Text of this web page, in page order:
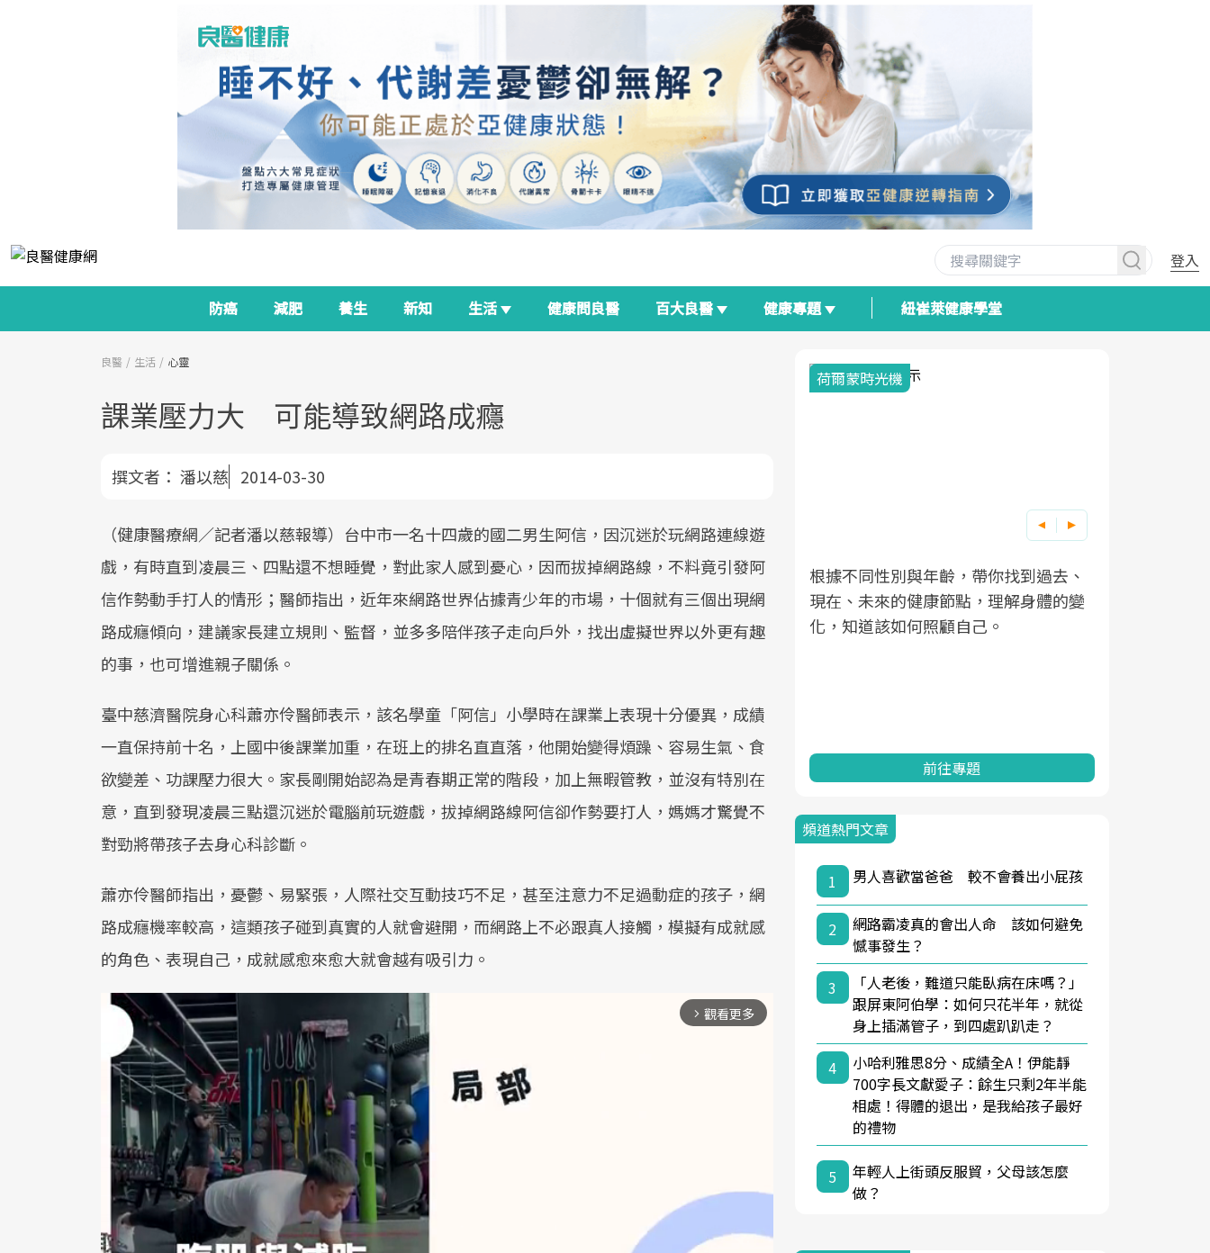
登入
防癌 減肥 養生 新知 生活 健康問良醫 百大良醫 健康專題 紐崔萊健康學堂
良醫 生活 心靈
課業壓力大 可能導致網路成癮
撰文者： 潘以慈 2014-03-30
（健康醫療網／記者潘以慈報導）台中市一名十四歲的國二男生阿信，因沉迷於玩網路連線遊
戲，有時直到凌晨三、四點還不想睡覺，對此家人感到憂心，因而拔掉網路線，不料竟引發阿
信作勢動手打人的情形；醫師指出，近年來網路世界佔據青少年的市場，十個就有三個出現網
路成癮傾向，建議家長建立規則、監督，並多多陪伴孩子走向戶外，找出虛擬世界以外更有趣
的事，也可增進親子關係。
臺中慈濟醫院身心科蕭亦伶醫師表示，該名學童「阿信」小學時在課業上表現十分優異，成績
一直保持前十名，上國中後課業加重，在班上的排名直直落，他開始變得煩躁、容易生氣、食
欲變差、功課壓力很大。家長剛開始認為是青春期正常的階段，加上無暇管教，並沒有特別在
意，直到發現凌晨三點還沉迷於電腦前玩遊戲，拔掉網路線阿信卻作勢要打人，媽媽才驚覺不
對勁將帶孩子去身心科診斷。
蕭亦伶醫師指出，憂鬱、易緊張，人際社交互動技巧不足，甚至注意力不足過動症的孩子，網
路成癮機率較高，這類孩子碰到真實的人就會避開，而網路上不必跟真人接觸，模擬有成就感
的角色、表現自己，成就感愈來愈大就會越有吸引力。
arrow_forward_ios 觀看更多
面對超高齡社會的浪潮，台灣正在快速
邁向「健康照護」的新時代。隨著國家
政策如「健康台灣推動委員會」與「長
療院所的服務，更是民眾了解自身健康
狀況、啟動健康管理的重要起點。
前往專題
2025年，就到良醫生活祭體驗「一站式
健康新生活」，從講座、體驗到運動，
全面啟動你的健康革命！
前往專題
良醫健康網從「換季的身體變化」出
發，透過醫學觀點與日常感受的對話，
建立對亞健康的認知，進而引導實際的
前往專題
荷爾蒙時光機
根據不同性別與年齡，帶你找到過去、
現在、未來的健康節點，理解身體的變
化，知道該如何照顧自己。
前往專題
頻道熱門文章
1 男人喜歡當爸爸 較不會養出小屁孩
2
網路霸凌真的會出人命 該如何避免
憾事發生？
3
「人老後，難道只能臥病在床嗎？」
跟屏東阿伯學：如何只花半年，就從
身上插滿管子，到四處趴趴走？
4
小哈利雅思8分、成績全A！伊能靜
700字長文獻愛子：餘生只剩2年半能
相處！得體的退出，是我給孩子最好
的禮物
5
年輕人上街頭反服貿，父母該怎麼
做？